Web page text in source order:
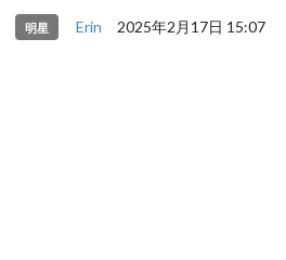
明星 Erin 2025年2月17日 15:07